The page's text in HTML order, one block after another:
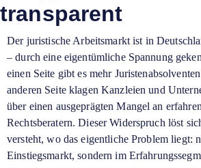
transparent
Der juristische Arbeitsmarkt ist in
– durch eine eigentümliche Spannung
einen Seite gibt es mehr
anderen Seite klagen Kanzleien und
über einen ausgeprägten Mangel an
Rechtsberatern. Dieser Widerspruch löst
versteht, wo das eigentliche Problem liegt:
Einstiegsmarkt, sondern im